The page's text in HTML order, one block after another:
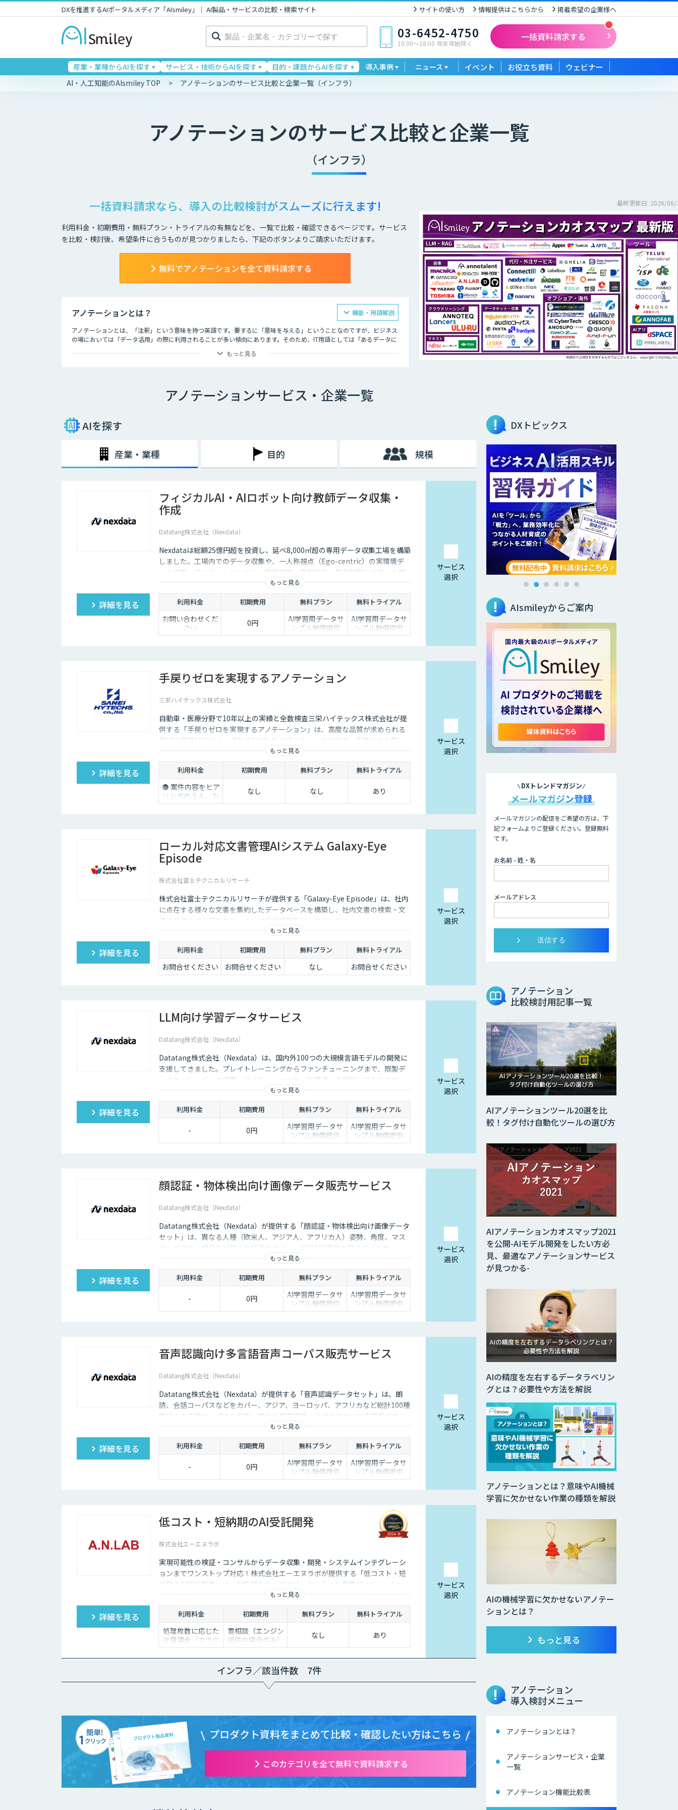
DXを推進するAIポータルメディア「AIsmiley」｜ AI製品・サービスの比較・検索サイト サイトの使い方 情報提供はこちらから 掲載希望の企業様へ
検
索: 03-6452-4750
10:00〜18:00 年末年始除く
一括資料請求する
産業・業種からAIを探す サービス・技術からAIを探す 目的・課題からAIを探す 導入事例 ニュース イベント お役立ち資料 ウェビナー
AI・人工知能のAIsmiley TOP アノテーションのサービス比較と企業一覧（インフラ）
アノテーションのサービス比較と企業一覧
（インフラ）
一括資料請求なら、導入の比較検討がスムーズに行えます!
利用料金・初期費用・無料プラン・トライアルの有無などを、一覧で比較・確認できるページです。サービス
を比較・検討後、希望条件に合うものが見つかりましたら、下記のボタンよりご請求いただけます。
無料でアノテーションを全て資料請求する
最終更新日: 2026/06/
アノテーションとは？
アノテーションとは、「注釈」という意味を持つ英語です。要するに「意味を与える」ということなのですが、ビジネス
の場においては「データ活用」の際に利用されることが多い傾向にあります。そのため、IT用語としては「あるデータに
もっと見る
機能・用語解説
アノテーションサービス・企業一覧
AIを探す
産業・業種 目的 規模
フィジカルAI・AIロボット向け教師データ収集・
作成
Datatang株式会社（Nexdata）
Nexdataは総額25億円超を投資し、延べ8,000㎡超の専用データ収集工場を構築
しました。工場内でのデータ収集や、一人称視点（Ego-centric）の実環境デ
ータ収集・アノテーションから、環境認識・意思決定・動作制御に対応した既
製データセットまで、フィジカルAI開発を加速させる包括的なデータソリュー
ションを提供いたします。
もっと見る
詳細を見る 利用料金 初期費用 無料プラン 無料トライアル
お問い合わせくだ
さい
0円
AI学習用データサ
ンプル無償提供
AI学習用データサ
ンプル無償提供
サービス
選択
手戻りゼロを実現するアノテーション
三栄ハイテックス株式会社
自動車・医療分野で10年以上の実績と全数検査三栄ハイテックス株式会社が提
供する「手戻りゼロを実現するアノテーション」は、高度な品質が求められる
領域で実績10年以上。正社員100%のダブルチェック体制で、手戻りを未然に
防ぎ高精度な教師データを提供します。もっと見る
詳細を見る 利用料金 初期費用 無料プラン 無料トライアル
⚫ 案件内容をヒア
リングのうえ、お
見積りを作成しま
施後に概算見積を
ご提示いたします
⚫ ご予算や納期条
件に応じたご提案
も可能です
なし なし あり
サービス
選択
ローカル対応文書管理AIシステム Galaxy-Eye
Episode
株式会社富士テクニカルリサーチ
株式会社富士テクニカルリサーチが提供する「Galaxy-Eye Episode」は、社内
に点在する様々な文書を集約したデータベースを構築し、社内文書の検索・文
書の自動生成が可能なローカル対応文書管理AIシステムです。
もっと見る
詳細を見る 利用料金 初期費用 無料プラン 無料トライアル
お問合せください お問合せください なし お問合せください
サービス
選択
LLM向け学習データサービス
Datatang株式会社（Nexdata）
Datatang株式会社（Nexdata）は、国内外100つの大規模言語モデルの開発に
支援してきました。プレイトレーニングからファンチューニングまで、既製デ
ータセット・データ収集・アノテーションを一気貫通して提供しております。
もっと見る
詳細を見る 利用料金 初期費用 無料プラン 無料トライアル
- 0円
AI学習用データサ
ンプル無償提供
AI学習用データサ
ンプル無償提供
サービス
選択
顔認証・物体検出向け画像データ販売サービス
Datatang株式会社（Nexdata）
Datatang株式会社（Nexdata）が提供する「顔認証・物体検出向け画像データ
セット」は、異なる人種（欧米人、アジア人、アフリカ人）姿勢、角度、マス
ク・メガネ・帽子など様々な状況をカバー、総計500万枚を超えています。
もっと見る
詳細を見る 利用料金 初期費用 無料プラン 無料トライアル
- 0円
AI学習用データサ
ンプル無償提供
AI学習用データサ
ンプル無償提供
サービス
選択
音声認識向け多言語音声コーパス販売サービス
Datatang株式会社（Nexdata）
Datatang株式会社（Nexdata）が提供する「音声認識データセット」は、朗
読、会話コーパスなどをカバー、アジア、ヨーロッパ、アフリカなど総計100種
類以上の言語コーパスを保有、様々な音声認識・合成タスクに対応可能です。
もっと見る
詳細を見る 利用料金 初期費用 無料プラン 無料トライアル
- 0円
AI学習用データサ
ンプル無償提供
AI学習用データサ
ンプル無償提供
サービス
選択
低コスト・短納期のAI受託開発
株式会社エーエヌラボ
実現可能性の検証・コンサルからデータ収集・開発・システムインテグレーシ
ョンまでワンストップ対応！株式会社エーエヌラボが提供する「低コスト・短
納期のAI受託開発」は、お客様のニーズにピッタリ合った画像AIソリューショ
ン開発します。200件以上の実績。無料トライアルもあり、初めての方でも安心
してお任せください！
もっと見る
詳細を見る 利用料金 初期費用 無料プラン 無料トライアル
処理枚数に応じた
従量課金（クラウ
ドソリューショ
ン）、オンプレミ
ご要望に応じて柔
安として写真一枚
あたり数円程度と
お考えください。
要相談（エンジン
提供の場合のみ）
なし あり
サービス
選択
インフラ／該当件数 7件
プロダクト資料をまとめて比較・確認したい方はこちら
このカテゴリを全て無料で資料請求する
DXトピックス
AIsmileyからご案内
DXトレンドマガジン
メールマガジン登録
メールマガジンの配信をご希望の方は、下
記フォームよりご登録ください。登録無料
です。
お名前 - 姓・名
メールアドレス
アノテーション
比較検討用記事一覧
アノテーションとは？意味やAI機械
学習に欠かせない作業の種類を解説
AIの機械学習に欠かせないアノテー
ションとは？
AIアノテーションツール20選を比
較！タグ付け自動化ツールの選び方
AIの精度を左右するデータラベリン
グとは？必要性や方法を解説
AIアノテーションカオスマップ2021
を公開-AIモデル開発をしたい方必
見、最適なアノテーションサービス
が見つかる-
もっと見る
アノテーション
導入検討メニュー
アノテーションとは？
アノテーションサービス・企業
一覧
アノテーション機能比較表